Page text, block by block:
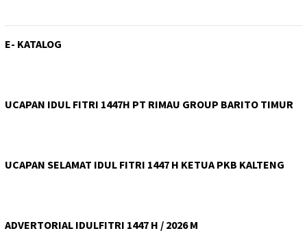
E- KATALOG
UCAPAN IDUL FITRI 1447H PT RIMAU GROUP BARITO TIMUR
UCAPAN SELAMAT IDUL FITRI 1447 H KETUA PKB KALTENG
ADVERTORIAL IDULFITRI 1447 H / 2026 M